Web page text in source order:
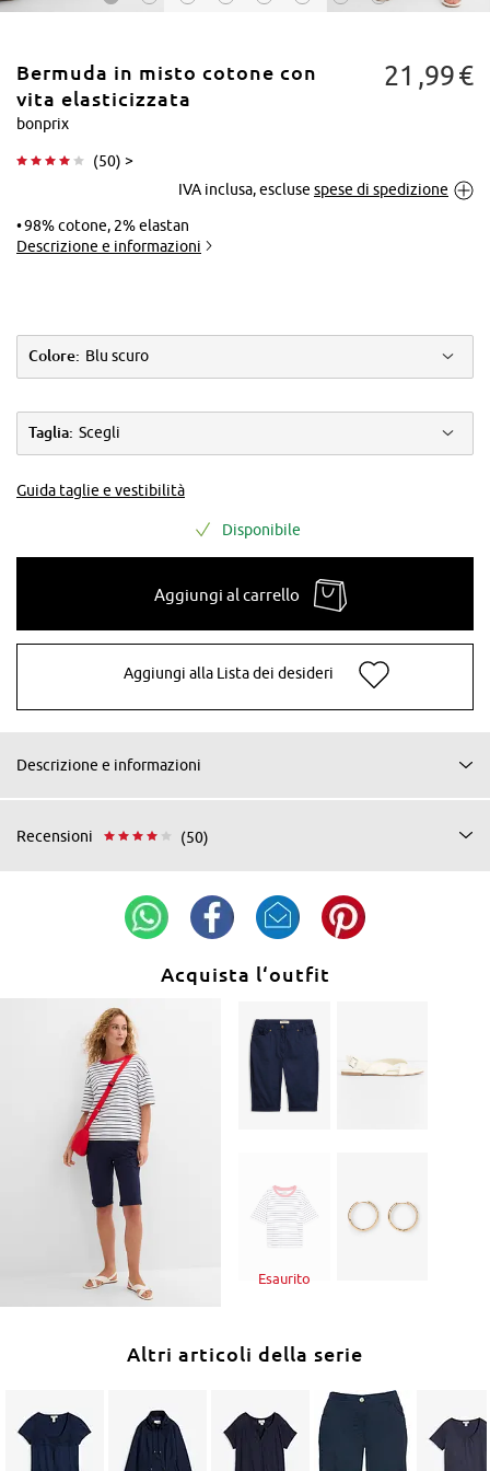
ingrandire
Bermuda in misto cotone con
vita elasticizzata
bonprix
(50) >
21 99€
IVA inclusa, escluse spese di spedizione
98% cotone, 2% elastan
Descrizione e informazioni
Colore: Blu scuro
Taglia: Scegli
Guida taglie e vestibilità
Disponibile
Aggiungi al carrello
Aggiungi alla Lista dei desideri
Descrizione e informazioni
Recensioni (50)
Acquista l‘outfit
Esaurito
Altri articoli della serie